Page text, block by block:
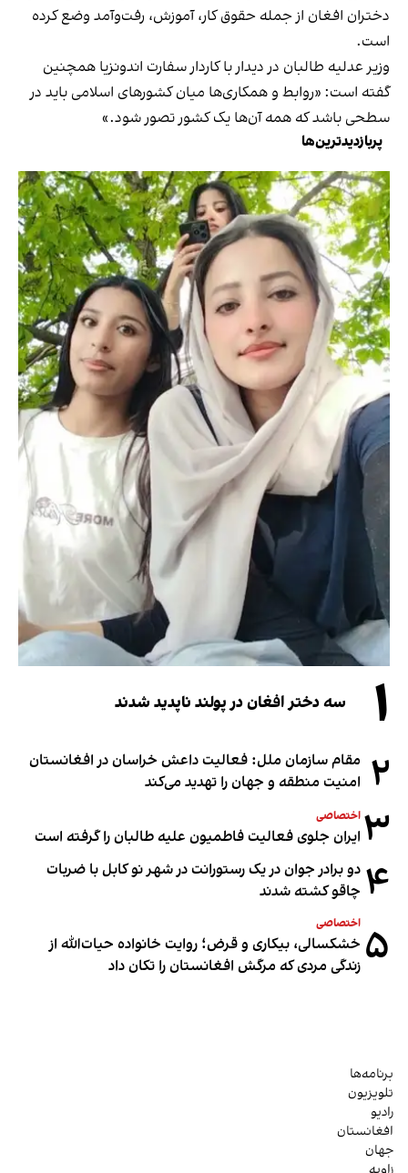
دختران افغان از جمله حقوق کار، آموزش، رفت‌وآمد وضع کرده
است.
وزیر عدلیه طالبان در دیدار با کاردار سفارت اندونزیا همچنین
گفته است: «روابط و همکاری‌ها میان کشورهای اسلامی باید در
سطحی باشد که همه آن‌ها یک کشور تصور شود.»
پربازدیدترین‌ها
۱ سه دختر افغان در پولند ناپدید شدند
۲ مقام سازمان ملل: فعالیت داعش خراسان در افغانستان
امنیت منطقه و جهان را تهدید می‌کند
۳ اختصاصی
ایران جلوی فعالیت فاطمیون علیه طالبان را گرفته است
۴ دو برادر جوان در یک رستورانت در شهر نو کابل با ضربات
چاقو کشته شدند
۵ اختصاصی
خشکسالی، بیکاری و قرض؛ روایت خانواده حیات‌الله از
زندگی مردی که مرگش افغانستان را تکان داد
برنامه‌ها
تلویزیون
رادیو
افغانستان
جهان